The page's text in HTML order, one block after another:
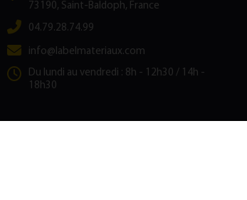
73190, Saint-Baldoph, France
04.79.28.74.99
info@labelmateriaux.com
Du lundi au vendredi : 8h - 12h30 / 14h -
18h30